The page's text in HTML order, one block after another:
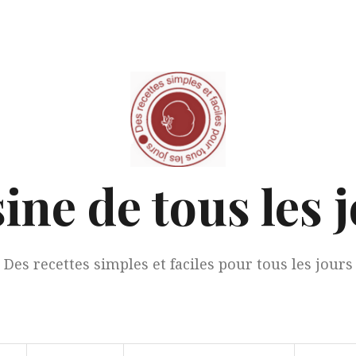
de tous les
Des recettes simples et faciles pour tous les jours